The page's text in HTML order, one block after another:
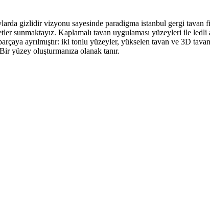
gizlidir vizyonu sayesinde paradigma istanbul gergi tavan
sunmaktayız. Kaplamalı tavan uygulaması yüzeyleri ile ledli
ayrılmıştır: iki tonlu yüzeyler, yükselen tavan ve 3D
yüzey oluşturmanıza olanak tanır.